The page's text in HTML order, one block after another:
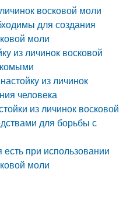
восковой моли
для создания
моли
из личинок восковой
из личинок
человека
из личинок восковой
для борьбы с
при использовании
моли